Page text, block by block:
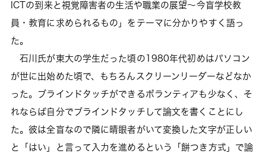
ICTの到来と視覚障害者の生活や職業の展望～今盲学校教
員・教育に求められるもの」をテーマに分かりやすく語っ
た。
石川氏が東大の学生だった頃の1980年代初めはパソコン
が世に出始めた頃で、もちろんスクリーンリーダーなどなか
った。ブラインドタッチができるボランティアも少なく、そ
れならば自分でブラインドタッチして論文を書くことにし
た。彼は全盲なので隣に晴眼者がいて変換した文字が正しい
と「はい」と言って入力を進めるという「餅つき方式」で論